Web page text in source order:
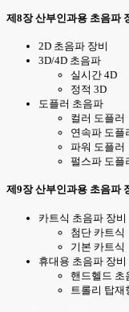
제8장 산부인과용 초음파
2D 초음파 장비
3D/4D 초음파
실시간 4D
정적 3D
도플러 초음파
컬러 도플러
연속파 도플
파워 도플러
펄스파 도플
제9장 산부인과용 초음파
카트식 초음파 장비
첨단 카트식
기본 카트식
휴대용 초음파 장비
핸드헬드 초
트롤리 탑재